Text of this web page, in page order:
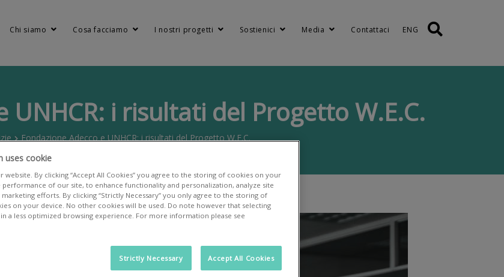
Chi siamo Cosa facciamo I nostri progetti Sostienici Media Contattaci ENG
UNHCR: i risultati del Progetto W.E.C.
Fondazione Adecco e UNHCR: i risultati del Progetto W.E.C.
uses cookie
website. By clicking “Accept All Cookies” you agree to the storing of cookies on your
of our site, to enhance functionality and personalization, analyze site
marketing efforts. By clicking “Strictly Necessary” you only agree to the storing of
on your device. No other cookies will be used. Do note however that selecting
a less optimized browsing experience. For more information please see
Strictly Necessary Accept All Cookies